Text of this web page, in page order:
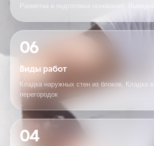
Разметка и подготовка основания,
06
Виды работ
Кладка наружных стен из блоков, Кладка
перегородок
04